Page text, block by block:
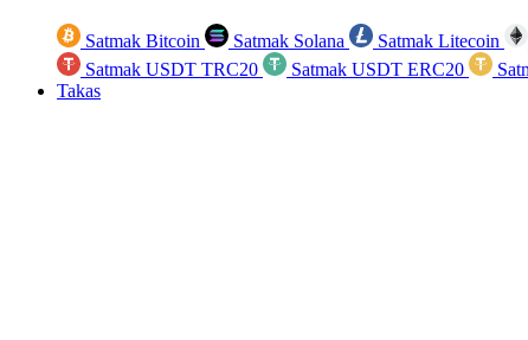
Satmak Bitcoin Satmak Solana Satmak Litecoin
Satmak USDT TRC20
Satmak USDT ERC20
Takas